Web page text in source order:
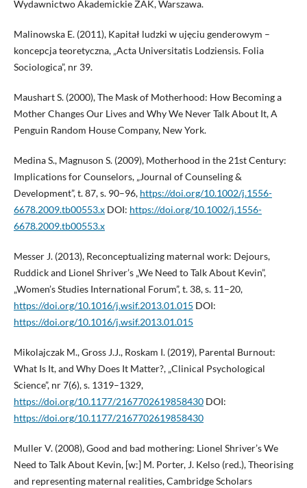
Wydawnictwo Akademickie ŻAK, Warszawa.
Malinowska E. (2011), Kapitał ludzki w ujęciu genderowym –
koncepcja teoretyczna, „Acta Universitatis Lodziensis. Folia
Sociologica”, nr 39.
Maushart S. (2000), The Mask of Motherhood: How Becoming a
Mother Changes Our Lives and Why We Never Talk About It, A
Penguin Random House Company, New York.
Medina S., Magnuson S. (2009), Motherhood in the 21st Century:
Implications for Counselors, „Journal of Counseling &
Development”, t. 87, s. 90–96, https://doi.org/10.1002/j.1556-
6678.2009.tb00553.xDOI: https://doi.org/10.1002/j.1556-
6678.2009.tb00553.x
Messer J. (2013), Reconceptualizing maternal work: Dejours,
Ruddick and Lionel Shriver’s „We Need to Talk About Kevin”,
„Women’s Studies International Forum”, t. 38, s. 11–20,
https://doi.org/10.1016/j.wsif.2013.01.015 DOI:
https://doi.org/10.1016/j.wsif.2013.01.015
Mikolajczak M., Gross J.J., Roskam I. (2019), Parental Burnout:
What Is It, and Why Does It Matter?, „Clinical Psychological
Science”, nr 7(6), s. 1319–1329,
https://doi.org/10.1177/2167702619858430DOI:
https://doi.org/10.1177/2167702619858430
Muller V. (2008), Good and bad mothering: Lionel Shriver’s We
Need to Talk About Kevin, [w:] M. Porter, J. Kelso (red.), Theorising
and representing maternal realities, Cambridge Scholars